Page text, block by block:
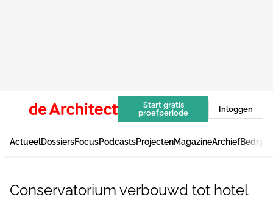
Start gratis
proefperiode
Inloggen
ActueelDossiersFocusPodcastsProjectenMagazineArchief
Conservatorium verbouwd tot hotel